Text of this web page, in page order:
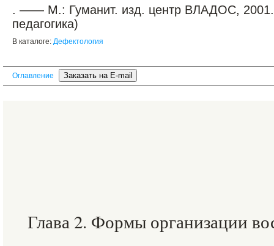
. —— М.: Гуманит. изд. центр ВЛАДОС,
педагогика)
В каталоге: Дефектология
Оглавление
Глава 2. Формы организации